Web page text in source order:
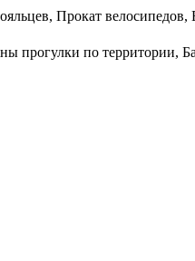
Прокат
по территории,